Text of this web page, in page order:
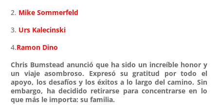
2. Mike Sommerfeld
3. Urs Kalecinski
4.Ramon Dino
Chris Bumstead anunció que ha sido un increíble honor y
un viaje asombroso. Expresó su gratitud por todo el
apoyo, los desafíos y los éxitos a lo largo del camino. Sin
embargo, ha decidido retirarse para concentrarse en lo
que más le importa: su familia.